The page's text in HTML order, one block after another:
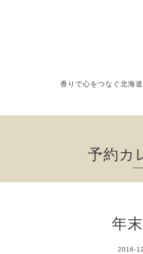
香りで心をつなぐ北海
予約カ
年
2016-